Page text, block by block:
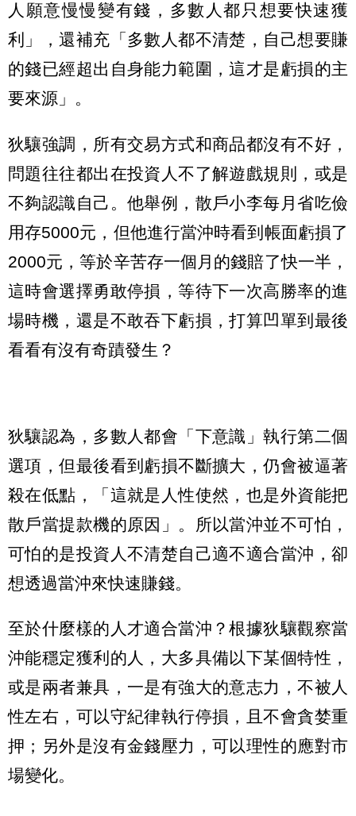
人願意慢慢變有錢，多數人都只想要快速獲
利」，還補充「多數人都不清楚，自己想要賺
的錢已經超出自身能力範圍，這才是虧損的主
要來源」。
狄驤強調，所有交易方式和商品都沒有不好，
問題往往都出在投資人不了解遊戲規則，或是
不夠認識自己。他舉例，散戶小李每月省吃儉
用存5000元，但他進行當沖時看到帳面虧損了
2000元，等於辛苦存一個月的錢賠了快一半，
這時會選擇勇敢停損，等待下一次高勝率的進
場時機，還是不敢吞下虧損，打算凹單到最後
看看有沒有奇蹟發生？
狄驤認為，多數人都會「下意識」執行第二個
選項，但最後看到虧損不斷擴大，仍會被逼著
殺在低點，「這就是人性使然，也是外資能把
散戶當提款機的原因」。所以當沖並不可怕，
可怕的是投資人不清楚自己適不適合當沖，卻
想透過當沖來快速賺錢。
至於什麼樣的人才適合當沖？根據狄驤觀察當
沖能穩定獲利的人，大多具備以下某個特性，
或是兩者兼具，一是有強大的意志力，不被人
性左右，可以守紀律執行停損，且不會貪婪重
押；另外是沒有金錢壓力，可以理性的應對市
場變化。